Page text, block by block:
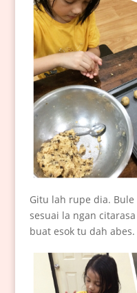
Gitu lah rupe dia.
sesuai la ngan
buat esok tu dah abes.